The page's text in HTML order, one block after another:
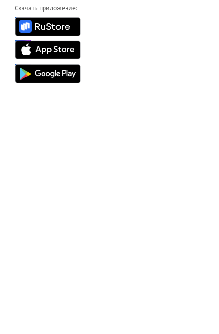
Скачать приложение: